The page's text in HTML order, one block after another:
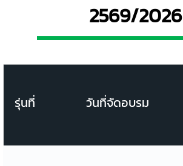
2569/2026
รุ่นที่ วันที่จัดอบรม